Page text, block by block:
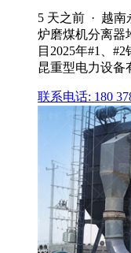
5 天之前 · 越南
炉磨煤机分离器
目2025年#1、
昆重型电力设备
联系电话: 180